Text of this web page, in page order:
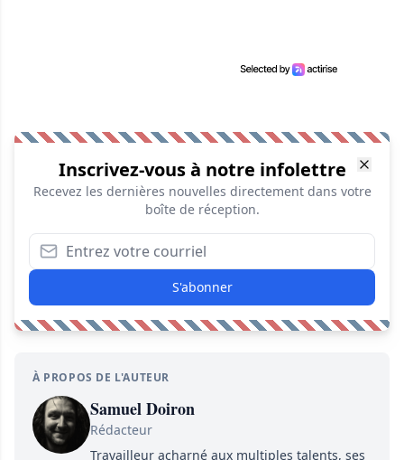
Inscrivez-vous à notre infolettre
Recevez les dernières nouvelles directement dans votre
boîte de réception.
S'abonner
À PROPOS DE L'AUTEUR
Samuel Doiron
Rédacteur
Travailleur acharné aux multiples talents, ses